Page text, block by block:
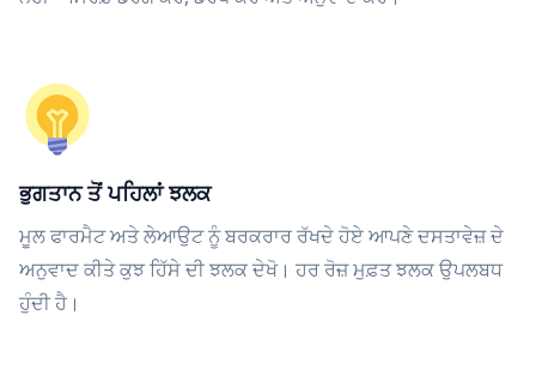
ਭੁਗਤਾਨ ਤੋਂ ਪਹਿਲਾਂ ਝਲਕ
ਮੂਲ ਫਾਰਮੈਟ ਅਤੇ ਲੇਆਉਟ ਨੂੰ ਬਰਕਰਾਰ ਰੱਖਦੇ ਹੋਏ ਆਪਣੇ ਦਸਤਾਵੇਜ਼ ਦੇ
ਅਨੁਵਾਦ ਕੀਤੇ ਕੁਝ ਹਿੱਸੇ ਦੀ ਝਲਕ ਦੇਖੋ। ਹਰ ਰੋਜ਼ ਮੁਫ਼ਤ ਝਲਕ ਉਪਲਬਧ
ਹੁੰਦੀ ਹੈ।